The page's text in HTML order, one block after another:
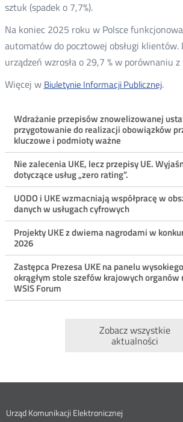
Menu
ostatnie
aktualności
Wdrażanie przepisów znowelizowanej
przygotowanie do realizacji obowiązków
kluczowe i podmioty ważne
Nie zalecenia UKE, lecz przepisy UE.
dotyczące usług „zero rating”.
UODO i UKE wzmacniają współpracę w
danych w usługach cyfrowych
Projekty UKE z dwiema nagrodami w
2026
Zastępca Prezesa UKE na panelu
okrągłym stole szefów krajowych organów
WSIS Forum
Zobacz wszystkie
aktualności
sztuk (spadek o 7,7%).
Na koniec 2025 roku w Polsce
automatów do pocztowej obsługi klientów.
urządzeń wzrosła o 29,7 % w porównaniu
Więcej w Biuletynie Informacji Publicznej.
Dane
Urząd Komunikacji Elektronicznej